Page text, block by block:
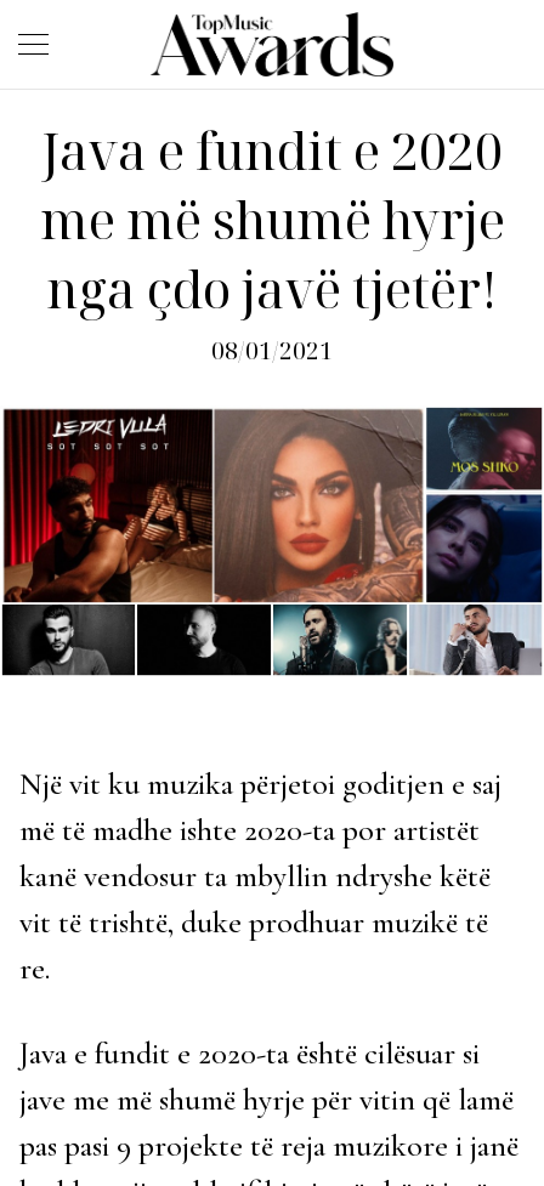
Java e fundit e 2020
me më shumë hyrje
nga çdo javë tjetër!
08/01/2021
Një vit ku muzika përjetoi goditjen e saj
më të madhe ishte 2020-ta por artistët
kanë vendosur ta mbyllin ndryshe këtë
vit të trishtë, duke prodhuar muzikë të
re.
Java e fundit e 2020-ta është cilësuar si
jave me më shumë hyrje për vitin që lamë
pas pasi 9 projekte të reja muzikore i janë